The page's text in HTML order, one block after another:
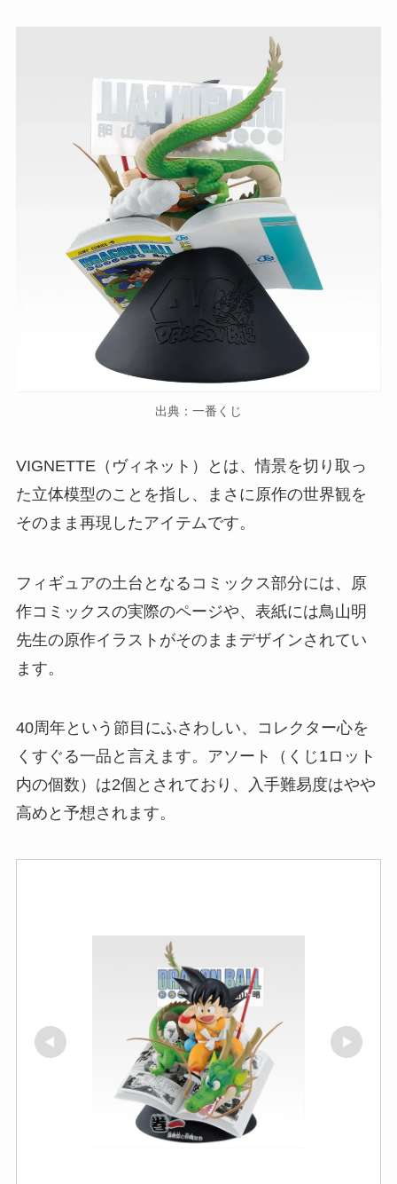
出典：一番くじ
VIGNETTE（ヴィネット）とは、情景を切り取っ
た立体模型のことを指し、まさに原作の世界観を
そのまま再現したアイテムです。
フィギュアの土台となるコミックス部分には、原
作コミックスの実際のページや、表紙には鳥山明
先生の原作イラストがそのままデザインされてい
ます。
40周年という節目にふさわしい、コレクター心を
くすぐる一品と言えます。アソート（くじ1ロット
内の個数）は2個とされており、入手難易度はやや
高めと予想されます。